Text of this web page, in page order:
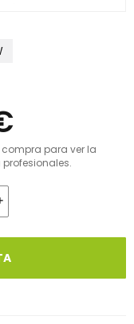
para ver la